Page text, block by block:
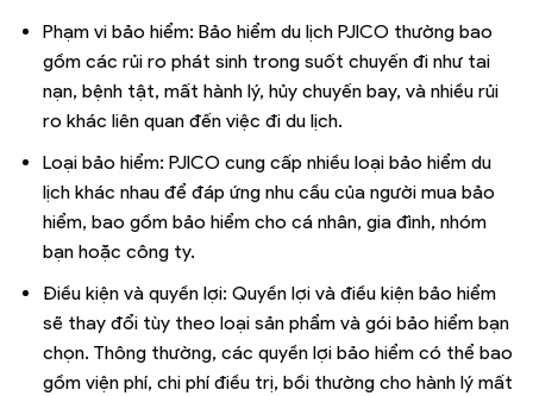
Phạm vi bảo hiểm: Bảo hiểm du lịch PJICO thường bao
gồm các rủi ro phát sinh trong suốt chuyến đi như tai
nạn, bệnh tật, mất hành lý, hủy chuyến bay, và nhiều rủi
ro khác liên quan đến việc đi du lịch.
Loại bảo hiểm: PJICO cung cấp nhiều loại bảo hiểm du
lịch khác nhau để đáp ứng nhu cầu của người mua bảo
hiểm, bao gồm bảo hiểm cho cá nhân, gia đình, nhóm
bạn hoặc công ty.
Điều kiện và quyền lợi: Quyền lợi và điều kiện bảo hiểm
sẽ thay đổi tùy theo loại sản phẩm và gói bảo hiểm bạn
chọn. Thông thường, các quyền lợi bảo hiểm có thể bao
gồm viện phí, chi phí điều trị, bồi thường cho hành lý mất